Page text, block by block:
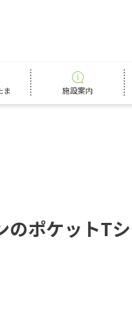
ま 施設案内
のポケッ トTシ